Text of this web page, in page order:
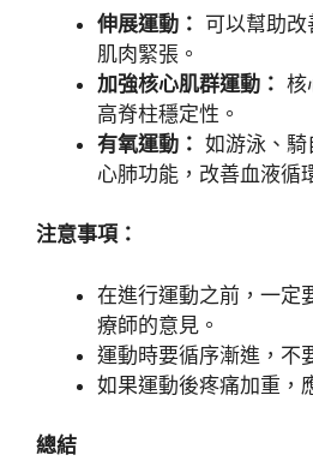
伸展運動： 可以幫助
肌肉緊張。
加強核心肌群運動： 核
高脊柱穩定性。
有氧運動： 如游泳、騎
心肺功能，改善血液循
注意事項：
在進行運動之前，一定
療師的意見。
運動時要循序漸進，不
如果運動後疼痛加重，
總結